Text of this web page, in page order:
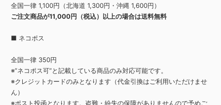
全国一律 1,100円（北海道 1,300円・沖縄 1,600円）
ご注文商品が11,000円（税込）以上の場合は送料無料
■ ネコポス
全国一律 350円
※”ネコポス可”と記載している商品のみ対応可能です。
※クレジットカードのみとなります（代金引換はご利用いただけませ
ん）
※ポスト投函となります。盗難・紛失の保障がありませんので予めご